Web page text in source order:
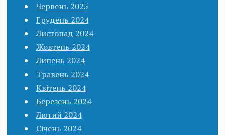
Червень 2025
Грудень 2024
Листопад 2024
Жовтень 2024
Липень 2024
Травень 2024
Квітень 2024
Березень 2024
Лютий 2024
Січень 2024